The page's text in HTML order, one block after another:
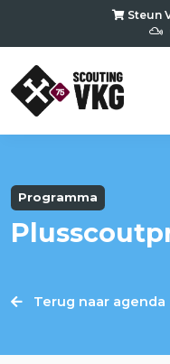
Steun
Programma
Terug naar agenda